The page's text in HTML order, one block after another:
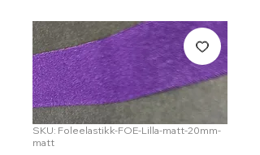
SKU: Foleelastikk-FOE-Lilla-matt-20mm-
matt